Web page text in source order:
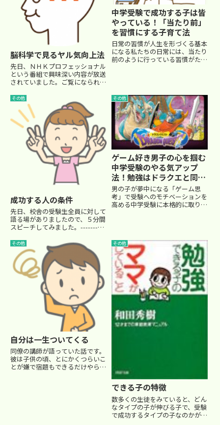
脳科学で見るヤル気向上法
先日、ＮＨＫプロフェッショナル
という番組で興味深い内容が放送
されていました。ご覧になられた
私も色々と勉強になりましたの
で、ポイントだけ紹介しておきま
す。番組では今まで紹介されてき
た様々な分野のプロフェッショナ
ル...
中学受験で成功する子は皆
やっている！「当たり前」
を習慣にする子育て法
日常の習慣が人生を形づくる基本
になる私たちの日常には、当たり
前のように行っている習慣がたく
人なら当たり前のようにしていま
す...
その他
成功する人の条件
先日、校舎の受験生全員に対して
語る場がありましたので、５分間
スピーチしてみました。----------
「成功する人の条件」① 切迫感
を持つこと ② 継続すること ③
プ...
その他
ゲーム好き男子の心を掴む
中学受験のやる気アップ
法！勉強はドラクエと同
じ？
男の子が夢中になる「ゲーム思
考」で受験へのモチベーションを
高める中学受験に本格的に取り組
夢中になってくれたらいいの
に…」そ...
その他
自分は一生ついてくる
同僚の講師が語っていた話です。
彼は子供の頃、とにかくつらいこ
とが嫌で宿題もできるだけやらず
その他
できる子の特徴
数多くの生徒をみていると、どん
なタイプの子が伸びる子で、受験
で成功するタイプの子なのかが経